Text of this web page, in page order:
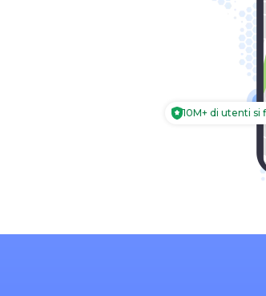
10M+ di utenti si